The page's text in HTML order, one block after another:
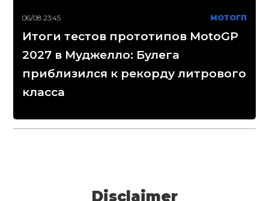
06/08 23:45 МОТОГП
Итоги тестов прототипов MotoGP
2027 в Муджелло: Булега
приблизился к рекорду литрового
класса
Disclaimer